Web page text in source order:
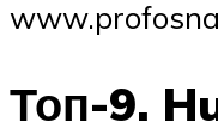
Топ-9.